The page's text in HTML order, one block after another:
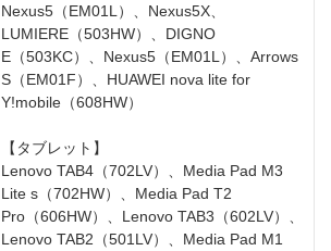
Nexus5（EM01L）、Nexus5X、
LUMIERE（503HW）、DIGNO
E（503KC）、Nexus5（EM01L）、Arrows
S（EM01F）、HUAWEI nova lite for
Y!mobile（608HW）
【タブレット】
Lenovo TAB4（702LV）、Media Pad M3
Lite s（702HW）、Media Pad T2
Pro（606HW）、Lenovo TAB3（602LV）、
Lenovo TAB2（501LV）、Media Pad M1